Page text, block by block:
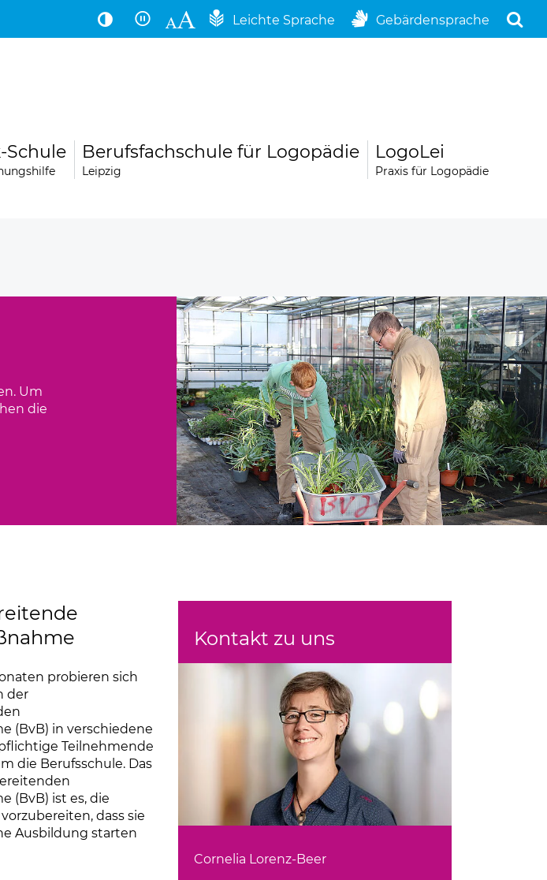
Leichte Sprache Gebärdensprache
Schule Berufsfachschule für Logopädie
Leipzig
LogoLei
Praxis für Logopädie
Um
die
probieren sich
der
(BvB) in verschiedene
Teilnehmende
die Berufsschule. Das
(BvB) ist es, die
dass sie
Ausbildung starten
Kontakt zu uns
Cornelia Lorenz-Beer